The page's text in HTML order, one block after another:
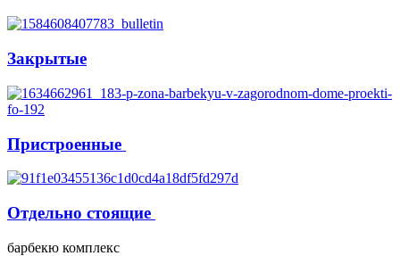
Закрытые
Пристроенные
Отдельно стоящие
барбекю комплекс